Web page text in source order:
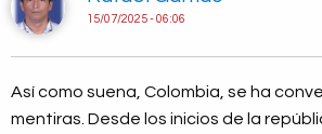
15/07/2025 - 06:06
Así como suena, Colombia, se ha
mentiras. Desde los inicios de la